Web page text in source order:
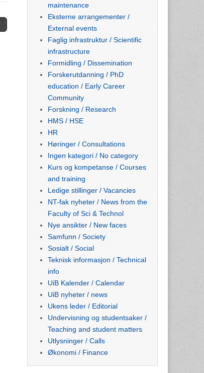
maintenance
Eksterne arrangementer /
External events
Faglig infrastruktur / Scientific
infrastructure
Formidling / Dissemination
Forskerutdanning / PhD
education / Early Career
Community
Forskning / Research
HMS / HSE
HR
Høringer / Consultations
Ingen kategori / No category
Kurs og kompetanse / Courses
and training
Ledige stillinger / Vacancies
NT-fak nyheter / News from the
Faculty of Sci & Technol
Nye ansikter / New faces
Samfunn / Society
Sosialt / Social
Teknisk informasjon / Technical
info
UiB Kalender / Calendar
UiB nyheter / news
Ukens leder / Editorial
Undervisning og studentsaker /
Teaching and student matters
Utlysninger / Calls
Økonomi / Finance